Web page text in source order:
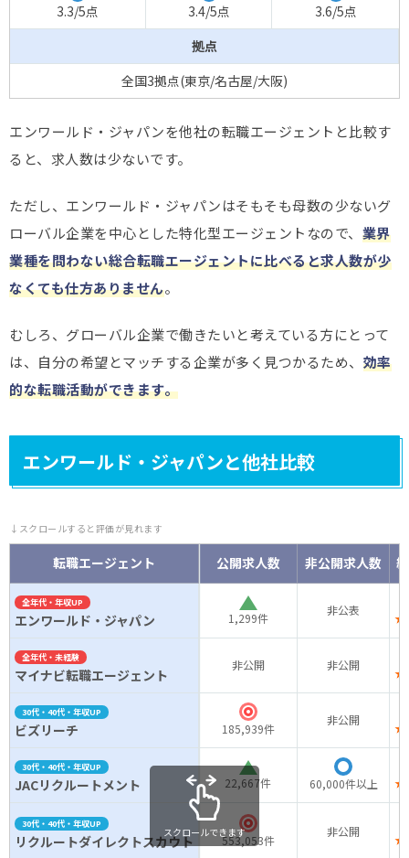
3.3/5点
3.4/5点
3.6/5点
拠点
全国3拠点(東京/名古屋/大阪)
エンワールド・ジャパンを他社の転職エージェントと比較す
ると、求人数は少ないです。
ただし、エンワールド・ジャパンはそもそも母数の少ないグ
ローバル企業を中心とした特化型エージェントなので、 業界
業種を問わない総合転職エージェントに比べると求人数が少
なくても仕方ありません。
むしろ、グローバル企業で働きたいと考えている方にとって
は、自分の希望とマッチする企業が多く見つかるため、 効率
的な転職活動ができます。
エンワールド・ジャパンと他社比較​
↓スクロールすると評価が見れます
転職エージェント 公開求人数 非公開求人数
全年代・年収UP
エンワールド・ジャパン
1,299件
非公表
全年代・未経験
マイナビ転職エージェント
非公開 非公開
30代・40代・年収UP
ビズリーチ
185,939件
非公開
30代・40代・年収UP
JACリクルートメント
22,667件
60,000件以上
30代・40代・年収UP
リクルートダイレクトスカウト
553,053件
非公開
スクロールできます